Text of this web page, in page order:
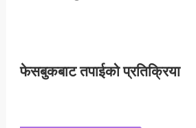
फेसबुकबाट तपाईको प्रतिक्रिया